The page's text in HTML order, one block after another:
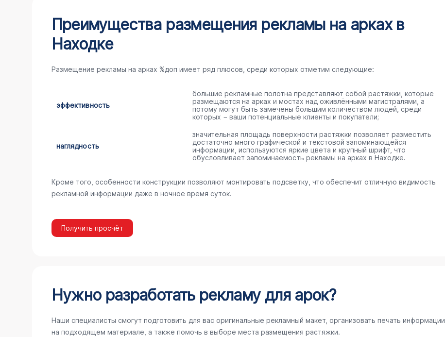
Преимущества размещения рекламы на арках в
Находке
Размещение рекламы на арках %доп имеет ряд плюсов, среди которых отметим следующие:
эффективность
большие рекламные полотна представляют собой растяжки, которые
размещаются на арках и мостах над оживлёнными магистралями, а
потому могут быть замечены большим количеством людей, среди
которых − ваши потенциальные клиенты и покупатели;
наглядность
значительная площадь поверхности растяжки позволяет разместить
достаточно много графической и текстовой запоминающейся
информации, используются яркие цвета и крупный шрифт, что
обусловливает запоминаемость рекламы на арках в Находке.
Кроме того, особенности конструкции позволяют монтировать подсветку, что обеспечит отличную видимость
рекламной информации даже в ночное время суток.
Получить просчёт
Нужно разработать рекламу для арок?
Наши специалисты смогут подготовить для вас оригинальные рекламный макет, организовать печать информации
на подходящем материале, а также помочь в выборе места размещения растяжки.